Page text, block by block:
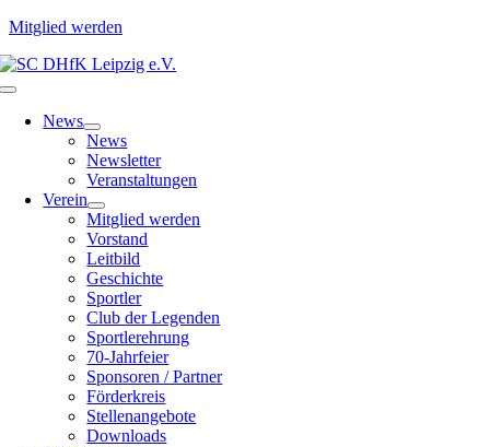
Mitglied werden
Zum
Inhalt
Toggle
NavigationNews
News
Newsletter
Veranstaltungen
Verein
Mitglied werden
Vorstand
Leitbild
Geschichte
Sportler
Club der Legenden
Sportlerehrung
70-Jahrfeier
Sponsoren / Partner
Förderkreis
Stellenangebote
Downloads